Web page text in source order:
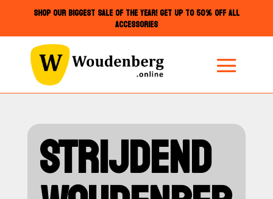
SHOP OUR BIGGEST SALE OF THE YEAR! GET UP TO 50% OFF ALL
ACCESSORIES
STRIJDEND